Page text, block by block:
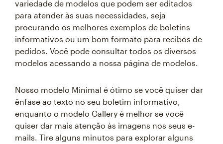
variedade de modelos que podem ser editados
para atender às suas necessidades, seja
procurando os melhores exemplos de boletins
informativos ou um bom formato para recibos de
pedidos. Você pode consultar todos os diversos
modelos acessando a nossa página de modelos.
Nosso modelo Minimal é ótimo se você quiser dar
ênfase ao texto no seu boletim informativo,
enquanto o modelo Gallery é melhor se você
quiser dar mais atenção às imagens nos seus e-
mails. Tire alguns minutos para explorar alguns